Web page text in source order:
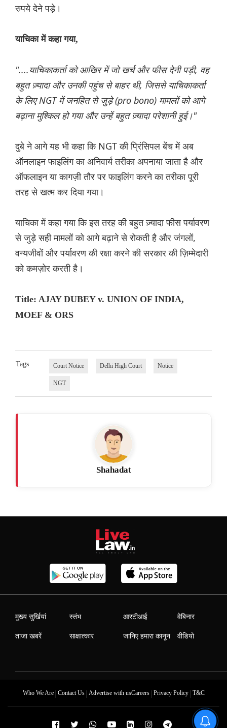
रुपये देने पड़े।
याचिका में कहा गया,
"....याचिकाकर्ता को आखिर में जो खर्च और फीस देनी पड़ी, वह
बहुत ज़्यादा और उनकी पहुंच से बाहर थी, जिससे याचिकाकर्ता
के लिए NGT में जनहित से जुड़े (pro bono) मामलों को आगे
बढ़ाना मुश्किल हो गया और उन्हें बहुत ज़्यादा परेशानी हुई।"
दुबे ने आगे यह भी कहा कि NGT की प्रिंसिपल बेंच में अब
ऑनलाइन फाइलिंग का अनिवार्य तरीका अपनाया जाता है और
ऑफलाइन या कागज़ी तौर पर फाइलिंग करने का तरीका पूरी
तरह से खत्म कर दिया गया।
याचिका में कहा गया कि इस तरह की बहुत ज़्यादा फीस पर्यावरण
से जुड़े सही मामलों को आगे बढ़ाने से रोकती है और जंगलों,
वन्यजीवों और पर्यावरण की रक्षा करने की सरकार की ज़िम्मेदारी
को कमज़ोर करती है।
Title: AJAY DUBEY v. UNION OF INDIA,
MOEF & ORS
Tags Court Notice Delhi High Court Notice
NGT
Shahadat
मुख्य सुर्खियां
ताजा खबरें
स्तंभ
साक्षात्कार
आरटीआई
जानिए हमारा कानून
वेबिनार
वीडियो
Who We Are| Contact Us| Advertise with usCareers| Privacy Policy| T&C